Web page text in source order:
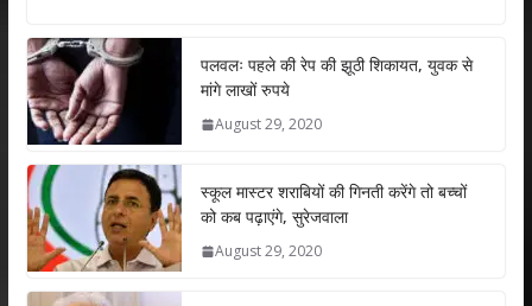
at
s
A
p
p
e
b
o
k
er e
dI
n
l e
पलवलः पहले की रेप की झूठी शिकायत, युवक से
मांगे लाखों रुपये
August 29, 2020
स्कूल मास्टर शराबियों की गिनती करेंगे तो बच्चों
को कब पढ़ाएंगे, सुरेजवाला
August 29, 2020